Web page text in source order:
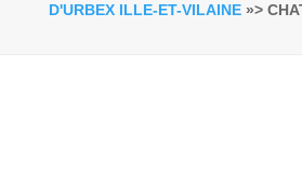
D'URBEX ILLE-ET-VILAINE»>